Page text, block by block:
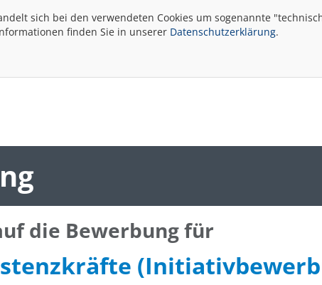
sich bei den verwendeten Cookies um sogenannte
finden Sie in unserer Datenschutzerklärung.
die Bewerbung für